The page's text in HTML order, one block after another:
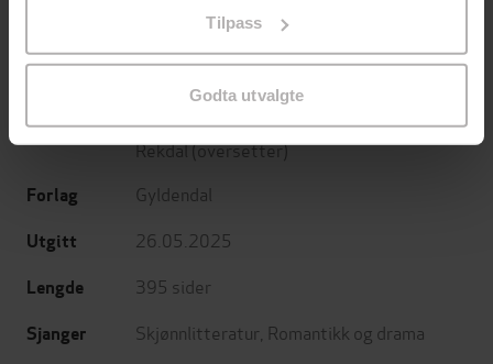
Tilpass
Godta utvalgte
Forfattere Veronica Henry(forfatter),Kari Wille
Rekdal(oversetter)
Forlag Gyldendal
Utgitt 26.05.2025
Lengde 395 sider
Sjanger Skjønnlitteratur Romantikk og drama